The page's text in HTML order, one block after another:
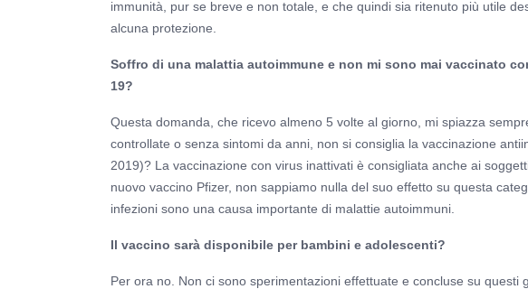
immunità, pur se breve e non totale, e che quindi sia ritenuto più utile
alcuna protezione.
Soffro di una malattia autoimmune e non mi sono mai vaccinato
19?
Questa domanda, che ricevo almeno 5 volte al giorno, mi spiazza
controllate o senza sintomi da anni, non si consiglia la vaccinazione
2019)? La vaccinazione con virus inattivati è consigliata anche ai
nuovo vaccino Pfizer, non sappiamo nulla del suo effetto su questa
infezioni sono una causa importante di malattie autoimmuni.
Il vaccino sarà disponibile per bambini e adolescenti?
Per ora no. Non ci sono sperimentazioni effettuate e concluse su questi